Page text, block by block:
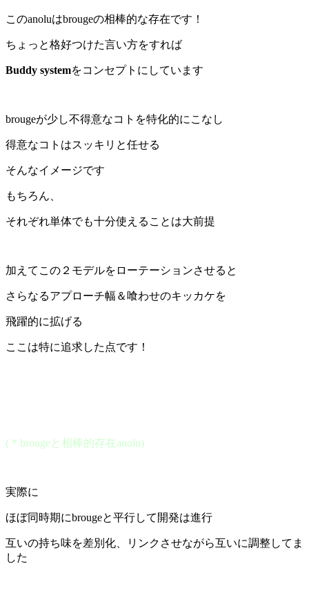
このanoluはbrougeの相棒的な存在です！
ちょっと格好つけた言い方をすれば
Buddy systemをコンセプトにしています
brougeが少し不得意なコトを特化的にこなし
得意なコトはスッキリと任せる
そんなイメージです
もちろん、
それぞれ単体でも十分使えることは大前提
加えてこの２モデルをローテーションさせると
さらなるアプローチ幅＆喰わせのキッカケを
飛躍的に拡げる
ここは特に追求した点です！
(＊brougeと相棒的存在anolu)
実際に
ほぼ同時期にbrougeと平行して開発は進行
互いの持ち味を差別化、リンクさせながら互いに調整してま
した